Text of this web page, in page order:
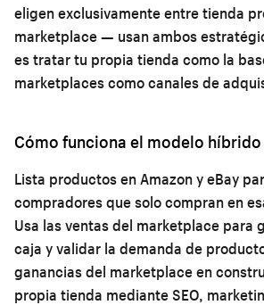
eligen exclusivamente entre tienda
marketplace — usan ambos
es tratar tu propia tienda como la
marketplaces como canales de
Cómo funciona el modelo híbrido
Lista productos en Amazon y eBay
compradores que solo compran en
Usa las ventas del marketplace para
caja y validar la demanda de
ganancias del marketplace en
propia tienda mediante SEO,